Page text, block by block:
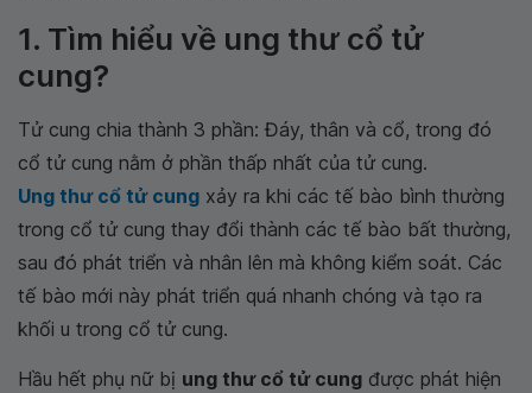
1. Tìm hiểu về ung thư cổ tử
cung?
Tử cung chia thành 3 phần: Đáy, thân và cổ, trong đó
cổ tử cung nằm ở phần thấp nhất của tử cung.
Ung thư cổ tử cung xảy ra khi các tế bào bình thường
trong cổ tử cung thay đổi thành các tế bào bất thường,
sau đó phát triển và nhân lên mà không kiểm soát. Các
tế bào mới này phát triển quá nhanh chóng và tạo ra
khối u trong cổ tử cung.
Hầu hết phụ nữ bị ung thư cổ tử cung được phát hiện